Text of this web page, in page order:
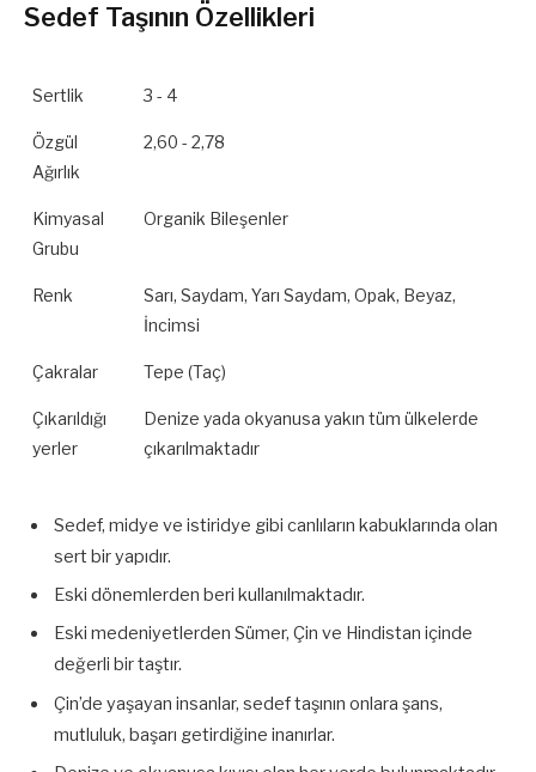
Sedef Taşının Özellikleri
Sertlik 3 - 4
Özgül
Ağırlık
2,60 - 2,78
Kimyasal
Grubu
Organik Bileşenler
Renk
Sarı, Saydam, Yarı Saydam, Opak, Beyaz,
İncimsi
Çakralar Tepe (Taç)
Çıkarıldığı
yerler
Denize yada okyanusa yakın tüm ülkelerde
çıkarılmaktadır
Sedef, midye ve istiridye gibi canlıların kabuklarında olan
sert bir yapıdır.
Eski dönemlerden beri kullanılmaktadır.
Eski medeniyetlerden Sümer, Çin ve Hindistan içinde
değerli bir taştır.
Çin’de yaşayan insanlar, sedef taşının onlara şans,
mutluluk, başarı getirdiğine inanırlar.